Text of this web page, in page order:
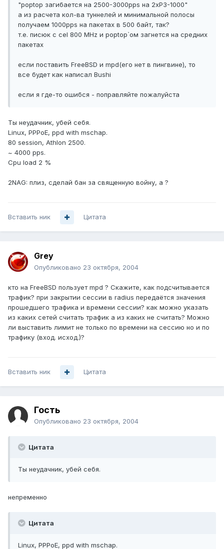
"poptop загибается на 2500-3000pps на 2хР3-1000"
а из расчета кол-ва туннелей и минимальной полосы
получаем 1000pps на пакетах в 500 байт, так?
т.е. писюк с cel 800 MHz и poptop`ом загнется на средних
пакетах
если поставить FreeBSD и mpd(его нет в пингвине), то
все будет как написал Bushi
если я где-то ошибся - поправляйте пожалуйста
Ты неудачник, убей себя.
Linux, PPPoE, ppd with mschap.
80 session, Athlon 2500.
~ 4000 pps.
Cpu load 2 %
2NAG: плиз, сделай бан за священную войну, а ?
Вставить ник Цитата
Grey
Опубликовано 23 октября, 2004
кто на FreeBSD пользует mpd ? Скажите, как подсчитывается
трафик? при закрытии сессии в radius передаётся значения
прошедшего трафика и времени сессии? как можно указать
из каких сетей считать трафик а из каких не считать? Можно
ли выставить лимит не только по времени на сессию но и по
трафику (вход. исход.)?
Вставить ник Цитата
Гость
Опубликовано 23 октября, 2004
Цитата
Ты неудачник, убей себя.
непременно
Цитата
Linux, PPPoE, ppd with mschap.